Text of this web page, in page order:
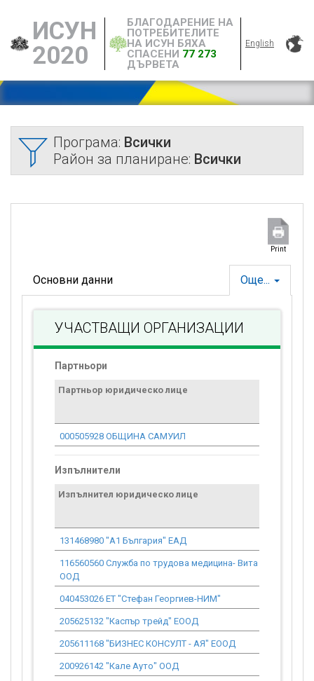
ИСУН
2020
БЛАГОДАРЕНИЕ НА
ПОТРЕБИТЕЛИТЕ
НА ИСУН БЯХА
СПАСЕНИ 77 273
ДЪРВЕТА
English
Програма: Всички
Район за планиране: Всички
Print
Още...
Основни данни
УЧАСТВАЩИ ОРГАНИЗАЦИИ
Партньори
Партньор юридическо лице
000505928 ОБЩИНА САМУИЛ
Изпълнители
Изпълнител юридическо лице
131468980 "А1 България" ЕАД
116560560 Служба по трудова медицина- Вита
ООД
040453026 ЕТ "Стефан Георгиев-НИМ"
205625132 "Каспър трейд" ЕООД
205611168 "БИЗНЕС КОНСУЛТ - АЯ" ЕООД
200926142 "Кале Ауто" ООД